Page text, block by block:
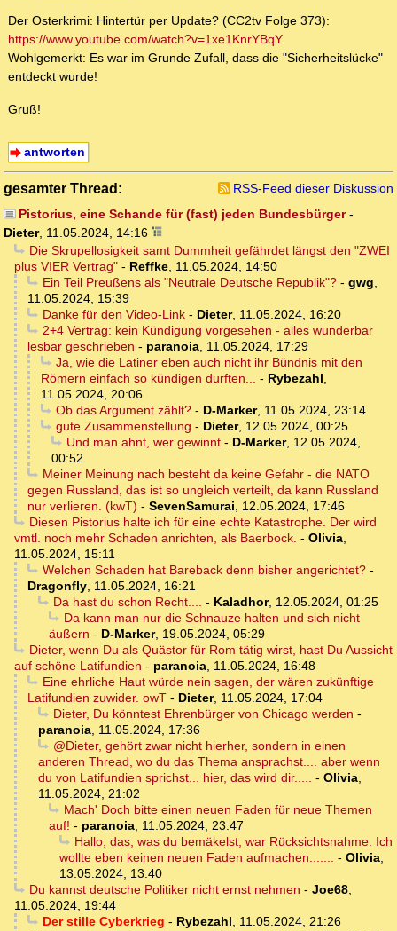
Der Osterkrimi: Hintertür per Update? (CC2tv Folge 373):
https://www.youtube.com/watch?v=1xe1KnrYBqY
Wohlgemerkt: Es war im Grunde Zufall, dass die "Sicherheitslücke"
entdeckt wurde!
Gruß!
antworten
gesamter Thread:
RSS-Feed dieser Diskussion
Pistorius, eine Schande für (fast) jeden Bundesbürger-
Dieter, 11.05.2024, 14:16
Die Skrupellosigkeit samt Dummheit gefährdet längst den "ZWEI
plus VIER Vertrag" - Reffke, 11.05.2024, 14:50
Ein Teil Preußens als "Neutrale Deutsche Republik"?- gwg,
11.05.2024, 15:39
Danke für den Video-Link- Dieter, 11.05.2024, 16:20
2+4 Vertrag: kein Kündigung vorgesehen - alles wunderbar
lesbar geschrieben - paranoia, 11.05.2024, 17:29
Ja, wie die Latiner eben auch nicht ihr Bündnis mit den
Römern einfach so kündigen durften... - Rybezahl,
11.05.2024, 20:06
Ob das Argument zählt?- D-Marker, 11.05.2024, 23:14
gute Zusammenstellung - Dieter, 12.05.2024, 00:25
Und man ahnt, wer gewinnt- D-Marker, 12.05.2024,
00:52
Meiner Meinung nach besteht da keine Gefahr - die NATO
gegen Russland, das ist so ungleich verteilt, da kann Russland
nur verlieren. (kwT) - SevenSamurai, 12.05.2024, 17:46
Diesen Pistorius halte ich für eine echte Katastrophe. Der wird
vmtl. noch mehr Schaden anrichten, als Baerbock. - Olivia,
11.05.2024, 15:11
Welchen Schaden hat Bareback denn bisher angerichtet?-
Dragonfly, 11.05.2024, 16:21
Da hast du schon Recht.... - Kaladhor, 12.05.2024, 01:25
Da kann man nur die Schnauze halten und sich nicht
äußern - D-Marker, 19.05.2024, 05:29
Dieter, wenn Du als Quästor für Rom tätig wirst, hast Du Aussicht
auf schöne Latifundien - paranoia, 11.05.2024, 16:48
Eine ehrliche Haut würde nein sagen, der wären zukünftige
Latifundien zuwider. owT - Dieter, 11.05.2024, 17:04
Dieter, Du könntest Ehrenbürger von Chicago werden -
paranoia, 11.05.2024, 17:36
@Dieter, gehört zwar nicht hierher, sondern in einen
anderen Thread, wo du das Thema ansprachst.... aber wenn
du von Latifundien sprichst... hier, das wird dir..... - Olivia,
11.05.2024, 21:02
Mach' Doch bitte einen neuen Faden für neue Themen
auf! - paranoia, 11.05.2024, 23:47
Hallo, das, was du bemäkelst, war Rücksichtsnahme. Ich
wollte eben keinen neuen Faden aufmachen....... - Olivia,
13.05.2024, 13:40
Du kannst deutsche Politiker nicht ernst nehmen - Joe68,
11.05.2024, 19:44
Der stille Cyberkrieg - Rybezahl, 11.05.2024, 21:26